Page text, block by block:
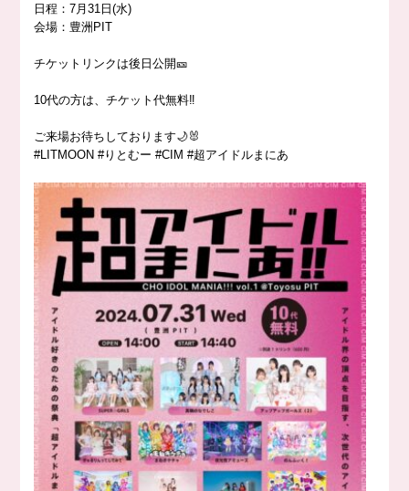
日程：7月31日(水)
会場：豊洲PIT
チケットリンクは後日公開🎫
10代の方は、チケット代無料‼️
ご来場お待ちしております🌙🐰
#LITMOON #りとむー #CIM #超アイドルまにあ